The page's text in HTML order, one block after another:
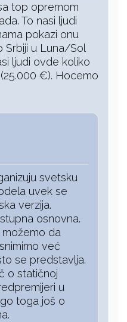
top opremom
To nasi ljudi
pokazi onu
Srbiji u Luna/Sol
ljudi ovde koliko
€). Hocemo
svetsku
uvek se
verzija.
osnovna.
možemo da
već
se predstavlja.
o statičnoj
u
toga još o